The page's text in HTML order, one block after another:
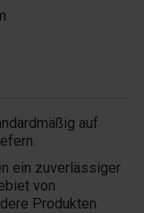
auf
ein zuverlässiger
von
Produkten.